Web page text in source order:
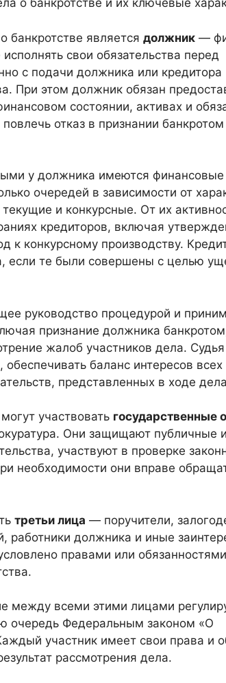
о банкротстве и их ключевые
банкротстве является должник —
свои обязательства перед
с подачи должника или кредитора
При этом должник обязан
состоянии, активах и
отказ в признании
у должника имеются финансовые
очередей в зависимости от
и конкурсные. От их
кредиторов, включая
к конкурсному производству.
если те были совершены с целью
руководство процедурой и
признание должника
жалоб участников дела.
баланс интересов всех
представленных в ходе
участвовать государственные
Они защищают публичные
участвуют в проверке
необходимости они вправе
третьи лица — поручители,
работники должника и иные
правами или
между всеми этими лицами
очередь Федеральным законом «О
участник имеет свои права и
рассмотрения дела.